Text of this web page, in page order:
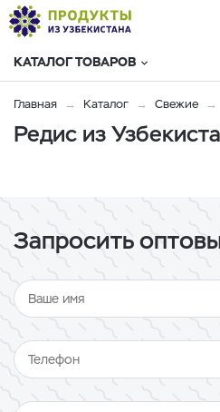
КАТАЛОГ ТОВАРОВ
Главная Каталог Свежие
Редис из
Запросить